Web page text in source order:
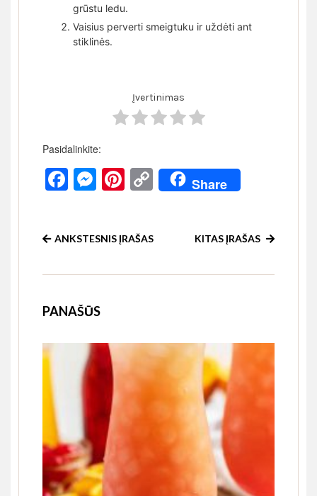
grūstu ledu.
Vaisius perverti smeigtuku ir uždėti ant
stiklinės.
Įvertinimas
Pasidalinkite:
Facebook
Messenger
Pinterest
Copy
Link
Share
ANKSTESNIS ĮRAŠAS KITAS ĮRAŠAS
PANAŠŪS